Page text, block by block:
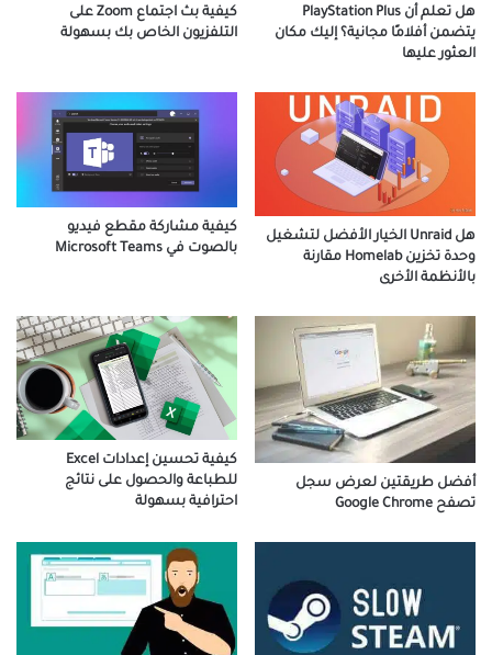
هل تعلم أن PlayStation Plus
يتضمن أفلامًا مجانية؟ إليك مكان
العثور عليها
كيفية بث اجتماع Zoom على
التلفزيون الخاص بك بسهولة
هل Unraid الخيار الأفضل لتشغيل
وحدة تخزين Homelab مقارنة
بالأنظمة الأخرى
كيفية مشاركة مقطع فيديو
بالصوت في Microsoft Teams
أفضل طريقتين لعرض سجل
تصفح Google Chrome
كيفية تحسين إعدادات Excel
للطباعة والحصول على نتائج
احترافية بسهولة